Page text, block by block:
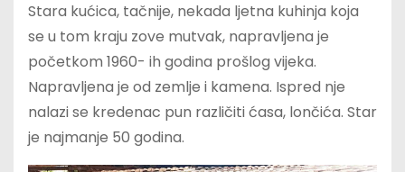
Stara kućica, tačnije, nekada ljetna kuhinja koja
se u tom kraju zove mutvak, napravljena je
početkom 1960- ih godina prošlog vijeka.
Napravljena je od zemlje i kamena. Ispred nje
nalazi se kredenac pun različiti ćasa, lončića. Star
je najmanje 50 godina.